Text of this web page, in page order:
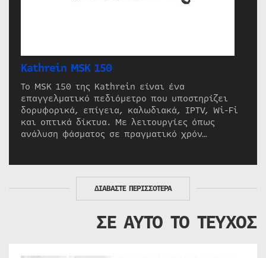
Kathrein MSK 150
Το MSK 150 της Kathrein είναι ένα
επαγγελματικό πεδιόμετρο που υποστηρίζει
δορυφορικά, επίγεια, καλωδιακά, IPTV, Wi-Fi
και οπτικά δίκτυα. Με λειτουργίες όπως
ανάλυση φάσματος σε πραγματικό χρόν…
ΔΙΑΒΑΣΤΕ ΠΕΡΙΣΣΟΤΕΡΑ
ΣΕ ΑΥΤΟ ΤΟ ΤΕΥΧΟΣ